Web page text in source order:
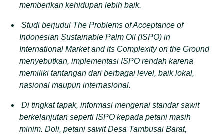
memberikan kehidupan lebih baik.
Studi berjudul The Problems of Acceptance of
Indonesian Sustainable Palm Oil (ISPO) in
International Market and its Complexity on the Ground
menyebutkan, implementasi ISPO rendah karena
memiliki tantangan dari berbagai level, baik lokal,
nasional maupun internasional.
Di tingkat tapak, informasi mengenai standar sawit
berkelanjutan seperti ISPO kepada petani masih
minim. Doli, petani sawit Desa Tambusai Barat,